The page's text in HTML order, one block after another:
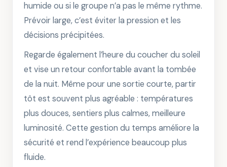
humide ou si le groupe n’a pas le même rythme.
Prévoir large, c’est éviter la pression et les
décisions précipitées.
Regarde également l’heure du coucher du soleil
et vise un retour confortable avant la tombée
de la nuit. Même pour une sortie courte, partir
tôt est souvent plus agréable : températures
plus douces, sentiers plus calmes, meilleure
luminosité. Cette gestion du temps améliore la
sécurité et rend l’expérience beaucoup plus
fluide.